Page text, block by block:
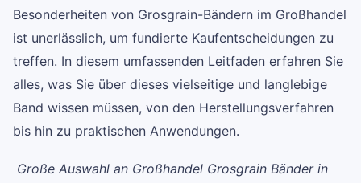
Besonderheiten von Grosgrain-Bändern im Großhandel
ist unerlässlich, um fundierte Kaufentscheidungen zu
treffen. In diesem umfassenden Leitfaden erfahren Sie
alles, was Sie über dieses vielseitige und langlebige
Band wissen müssen, von den Herstellungsverfahren
bis hin zu praktischen Anwendungen.
Große Auswahl an Großhandel Grosgrain Bänder in